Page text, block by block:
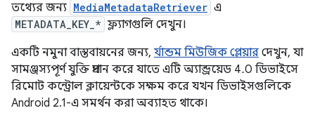
তথ্যের জন্য MediaMetadataRetriever এ
METADATA_KEY_* ফ্ল্যাগগুলি দেখুন।
একটি নমুনা বাস্তবায়নের জন্য, র্যান্ডম মিউজিক প্লেয়ার দেখুন, যা
সামঞ্জস্যপূর্ণ যুক্তি প্রদান করে যাতে এটি অ্যান্ড্রয়েড 4.0 ডিভাইসে
রিমোট কন্ট্রোল ক্লায়েন্টকে সক্ষম করে যখন ডিভাইসগুলিকে
Android 2.1-এ সমর্থন করা অব্যাহত থাকে।